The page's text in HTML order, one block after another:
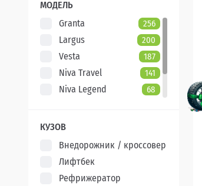
МОДЕЛЬ
Granta
256
Largus 200
Vesta 187
Niva Travel 141
Niva Legend 68
Aura
КУЗОВ
Внедорожник / кроссовер
Лифтбек
Рефрижератор